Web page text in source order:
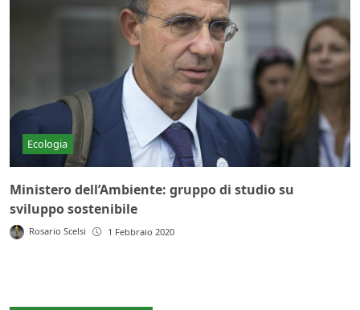
Ecologia
Ministero dell’Ambiente: gruppo di studio su
sviluppo sostenibile
Rosario Scelsi 1 Febbraio 2020